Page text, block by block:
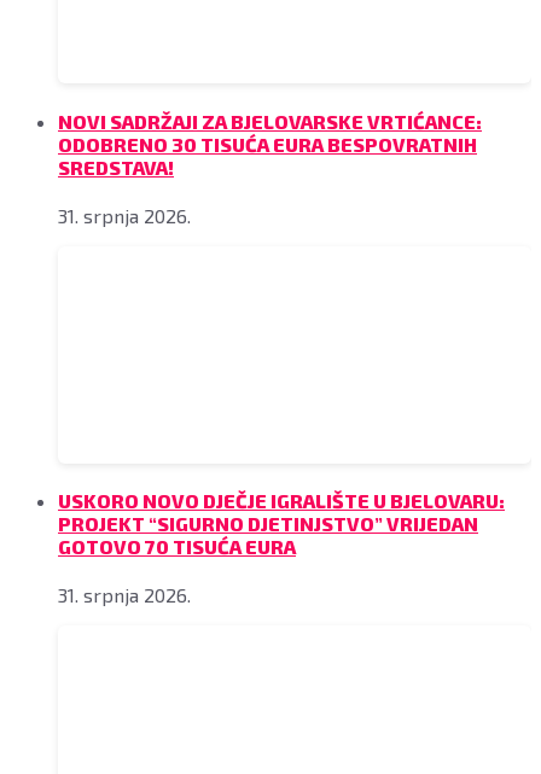
NOVI SADRŽAJI ZA BJELOVARSKE VRTIĆANCE:
ODOBRENO 30 TISUĆA EURA BESPOVRATNIH
SREDSTAVA!
31. srpnja 2026.
USKORO NOVO DJEČJE IGRALIŠTE U BJELOVARU:
PROJEKT “SIGURNO DJETINJSTVO” VRIJEDAN
GOTOVO 70 TISUĆA EURA
31. srpnja 2026.